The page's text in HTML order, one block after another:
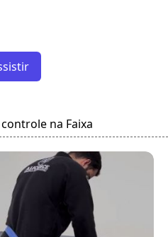
na Faixa